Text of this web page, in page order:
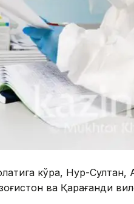
кўра, Нур-
ва Қарағанди